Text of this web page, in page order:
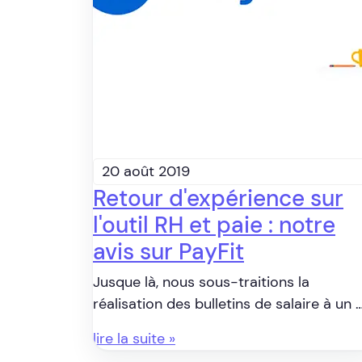
20 août 2019
Retour d'expérience sur
l'outil RH et paie : notre
avis sur PayFit
Jusque là, nous sous-traitions la
réalisation des bulletins de salaire à un
lire la suite »